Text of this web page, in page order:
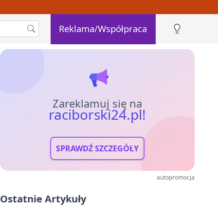
Reklama/Współpraca
Zareklamuj się na
raciborski24.pl!
SPRAWDŹ SZCZEGÓŁY
autopromocja
Ostatnie Artykuły